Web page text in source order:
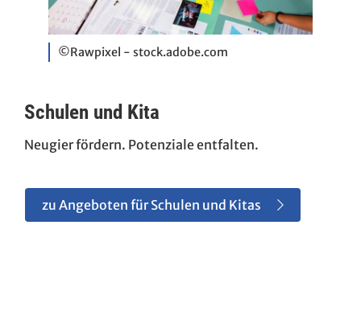
©Rawpixel - stock.adobe.com
Schulen und Kita
Neugier fördern. Potenziale entfalten.
zu Angeboten für Schulen und Kitas